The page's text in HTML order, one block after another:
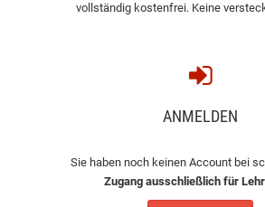
vollständig kostenfrei. Keine
ANMELDEN
Sie haben noch keinen Account bei
Zugang ausschließlich für